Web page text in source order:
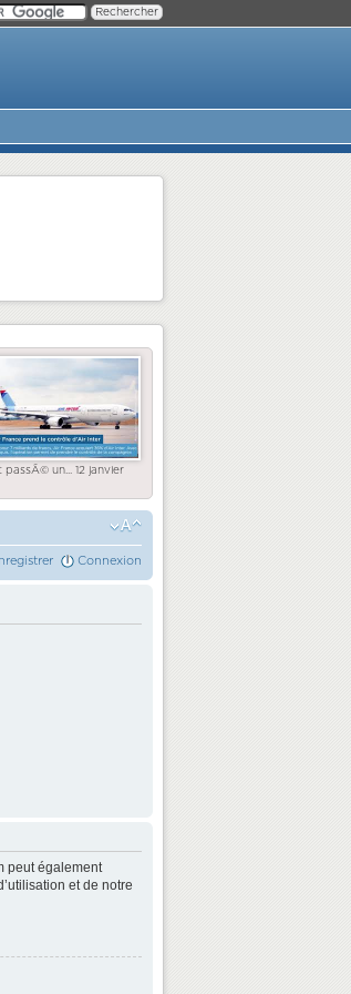
passÃ© un... 12 janvier
Connexion
peut également
et de notre